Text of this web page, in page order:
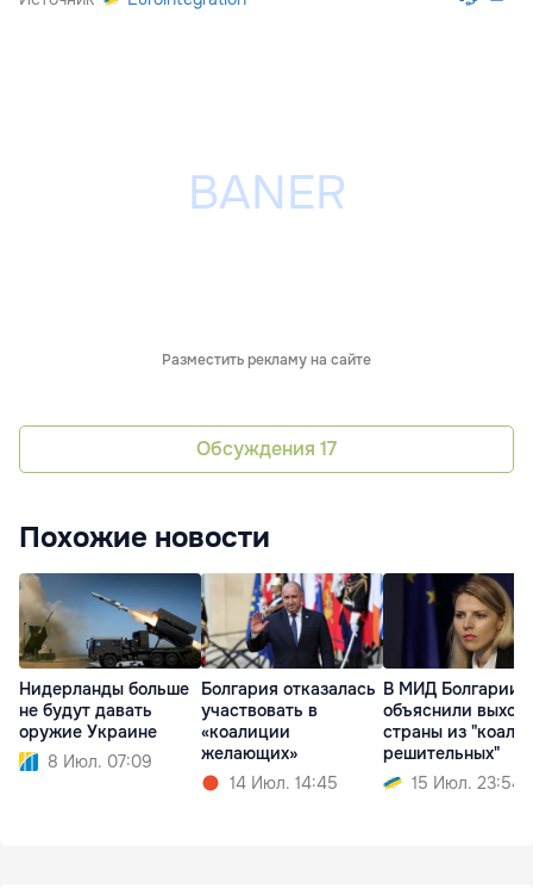
Разместить рекламу на сайте
Обсуждения 17
Похожие новости
Нидерланды больше
не будут давать
оружие Украине
8 Июл. 07:09
Болгария отказалась
участвовать в
«коалиции
желающих»
14 Июл. 14:45
В МИД Болгарии
объяснили выход
страны из
решительных"
15 Июл. 23:54